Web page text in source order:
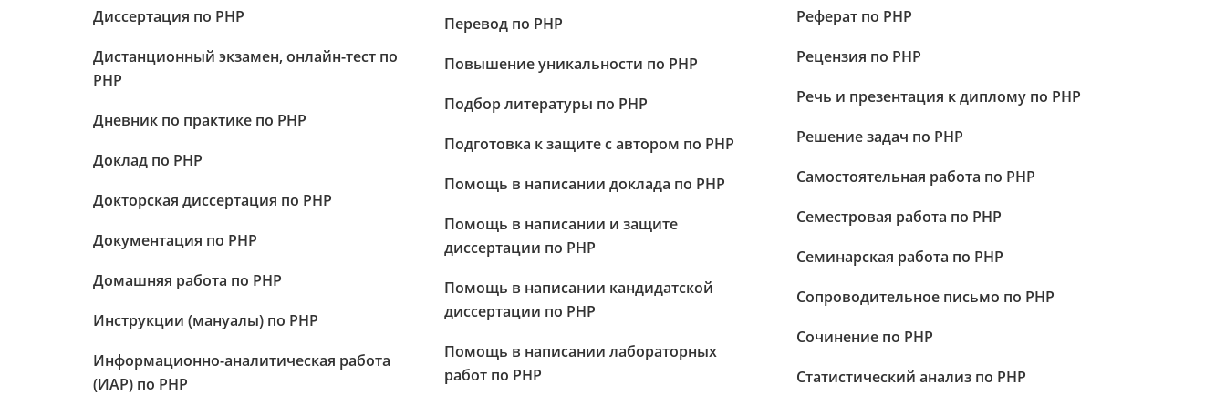
Диссертация по PHP
Дистанционный экзамен, онлайн-тест по
PHP
Дневник по практике по PHP
Доклад по PHP
Докторская диссертация по PHP
Документация по PHP
Домашняя работа по PHP
Инструкции (мануалы) по PHP
Информационно-аналитическая работа
(ИАР) по PHP
Перевод по PHP
Повышение уникальности по PHP
Подбор литературы по PHP
Подготовка к защите с автором по PHP
Помощь в написании доклада по PHP
Помощь в написании и защите
диссертации по PHP
Помощь в написании кандидатской
диссертации по PHP
Помощь в написании лабораторных
работ по PHP
Реферат по PHP
Рецензия по PHP
Речь и презентация к диплому по PHP
Решение задач по PHP
Самостоятельная работа по PHP
Семестровая работа по PHP
Семинарская работа по PHP
Сопроводительное письмо по PHP
Сочинение по PHP
Статистический анализ по PHP